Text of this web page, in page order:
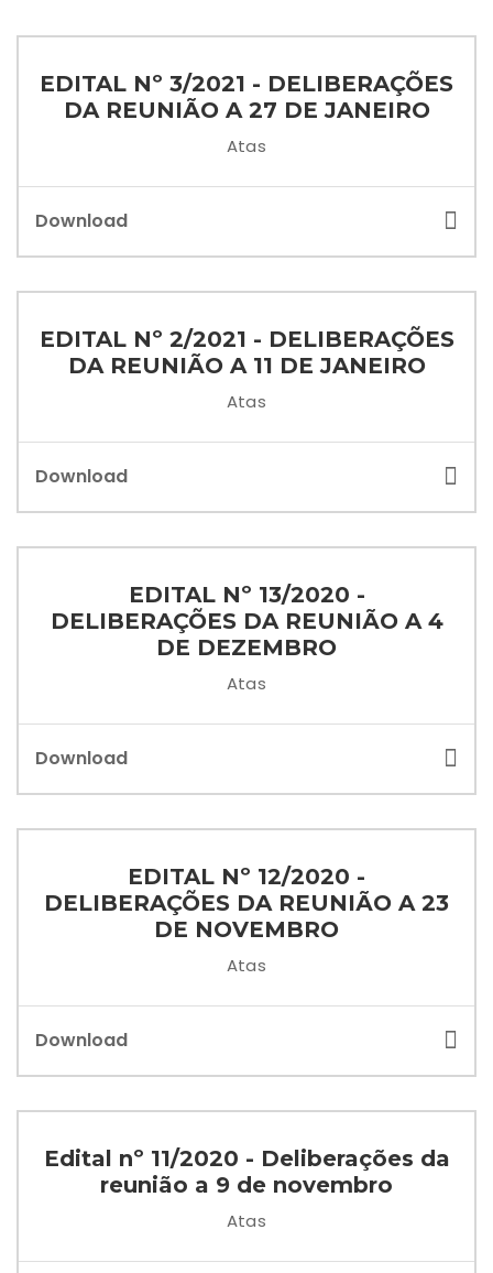
EDITAL Nº 3/2021 - DELIBERAÇÕES
DA REUNIÃO A 27 DE JANEIRO
Atas
Download
EDITAL Nº 2/2021 - DELIBERAÇÕES
DA REUNIÃO A 11 DE JANEIRO
Atas
Download
EDITAL Nº 13/2020 -
DELIBERAÇÕES DA REUNIÃO A 4
DE DEZEMBRO
Atas
Download
EDITAL Nº 12/2020 -
DELIBERAÇÕES DA REUNIÃO A 23
DE NOVEMBRO
Atas
Download
Edital nº 11/2020 - Deliberações da
reunião a 9 de novembro
Atas